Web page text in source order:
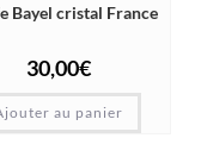
Bayel cristal France
30,00€
au panier